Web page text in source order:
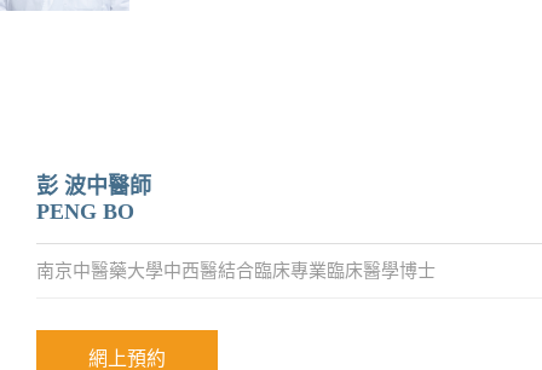
彭 波中醫師
PENG BO
南京中醫藥大學中西醫結合臨床專業臨床醫學博士
網上預約